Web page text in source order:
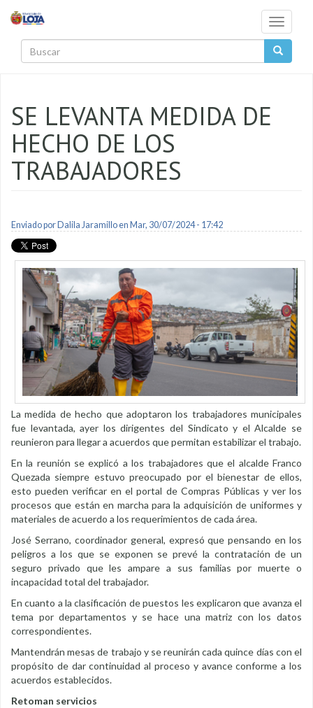
Toggle
SE LEVANTA MEDIDA DE
HECHO DE LOS
TRABAJADORES
Enviado por Dalila Jaramilloen Mar, 30/07/2024 - 17:42
La medida de hecho que adoptaron los trabajadores municipales
fue levantada, ayer los dirigentes del Sindicato y el Alcalde se
reunieron para llegar a acuerdos que permitan estabilizar el trabajo.
En la reunión se explicó a los trabajadores que el alcalde Franco
Quezada siempre estuvo preocupado por el bienestar de ellos,
esto pueden verificar en el portal de Compras Públicas y ver los
procesos que están en marcha para la adquisición de uniformes y
materiales de acuerdo a los requerimientos de cada área.
José Serrano, coordinador general, expresó que pensando en los
peligros a los que se exponen se prevé la contratación de un
seguro privado que les ampare a sus familias por muerte o
incapacidad total del trabajador.
En cuanto a la clasificación de puestos les explicaron que avanza el
tema por departamentos y se hace una matriz con los datos
correspondientes.
Mantendrán mesas de trabajo y se reunirán cada quince días con el
propósito de dar continuidad al proceso y avance conforme a los
acuerdos establecidos.
Retoman servicios